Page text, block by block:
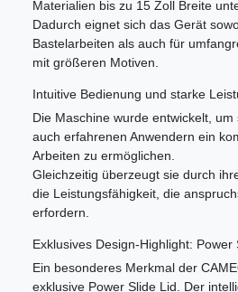
Materialien bis zu 15 Zoll Breite
Dadurch eignet sich das Gerät
Bastelarbeiten als auch für
mit größeren Motiven.
Intuitive Bedienung und starke
Die Maschine wurde entwickelt,
auch erfahrenen Anwendern ein
Arbeiten zu ermöglichen.
Gleichzeitig überzeugt sie durch
die Leistungsfähigkeit, die
erfordern.
Exklusives Design-Highlight: Power
Ein besonderes Merkmal der
exklusive Power Slide Lid. Der